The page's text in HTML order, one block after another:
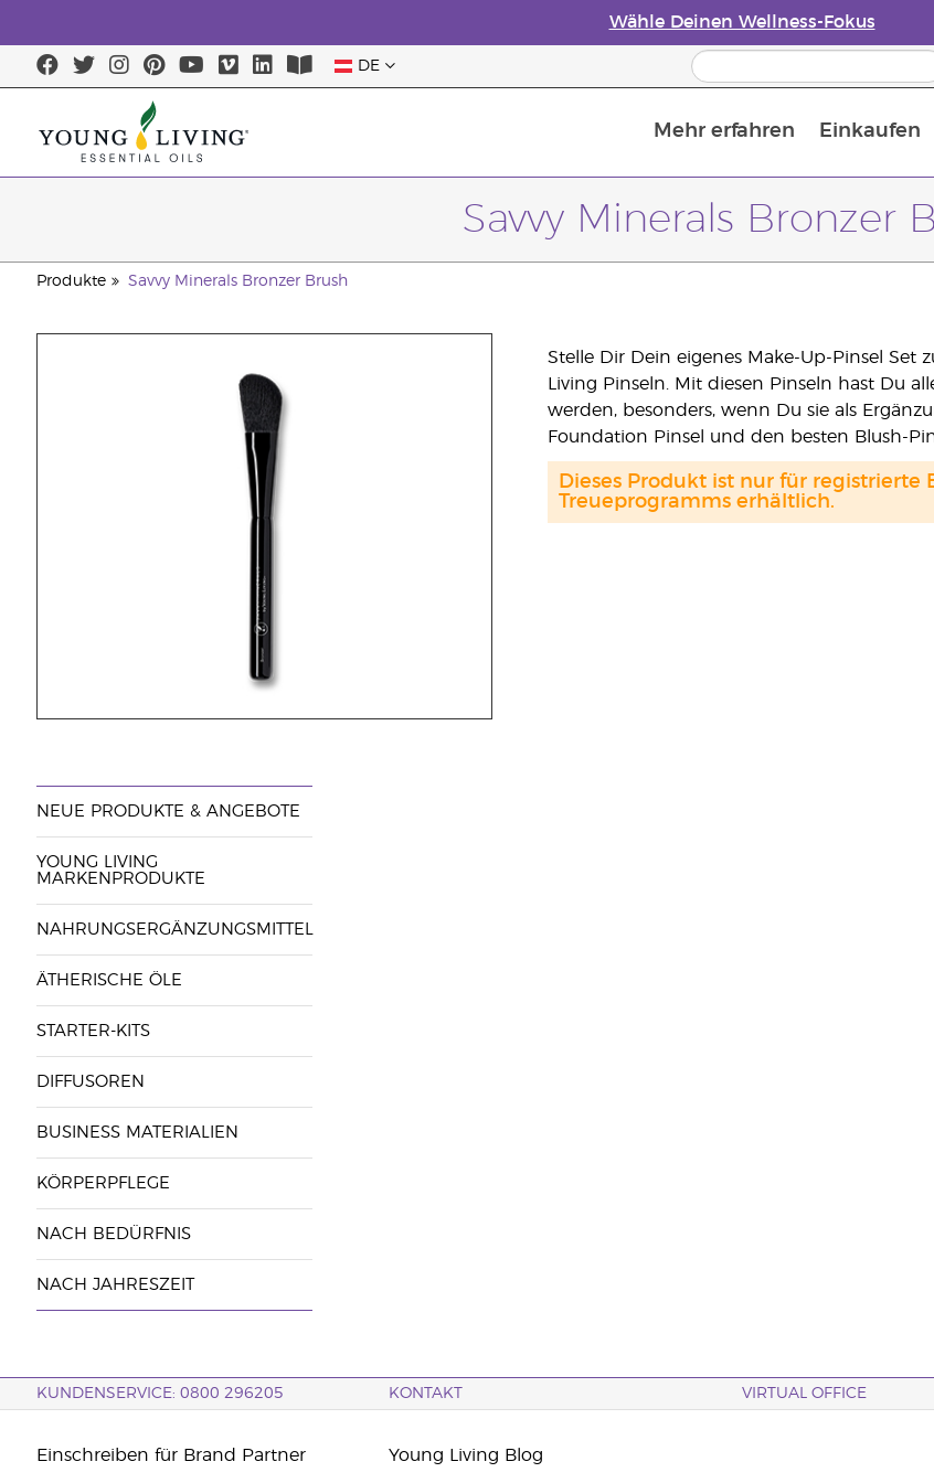
Wähle Deinen Wellness-Fokus
DE
Mehr erfahren Einkaufen
Savvy Minerals Bronzer
Produkte Savvy Minerals Bronzer Brush
Stelle Dir Dein eigenes Make-Up-Pinsel Set
Living Pinseln. Mit diesen Pinseln hast Du
werden, besonders, wenn Du sie als
Foundation Pinsel und den besten Blush-
Dieses Produkt ist nur für
Treueprogramms erhältlich.
NEUE PRODUKTE & ANGEBOTE
YOUNG LIVING
MARKENPRODUKTE
NAHRUNGSERGÄNZUNGSMITTEL
ÄTHERISCHE ÖLE
STARTER-KITS
DIFFUSOREN
BUSINESS MATERIALIEN
KÖRPERPFLEGE
NACH BEDÜRFNIS
NACH JAHRESZEIT
KUNDENSERVICE: 0800 296205 KONTAKT VIRTUAL OFFICE
Einschreiben für Brand Partner Young Living Blog